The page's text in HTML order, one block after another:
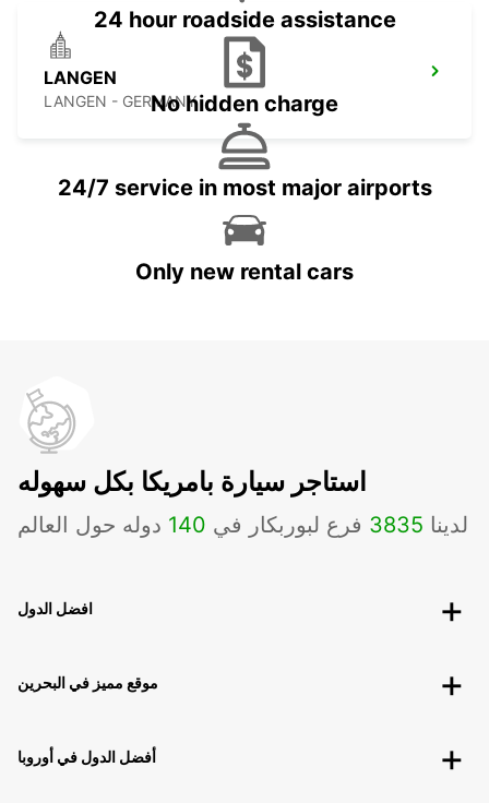
LANGEN
LANGEN - GERMANY
24 hour roadside assistance
No hidden charge
24/7 service in most major airports
Only new rental cars
استاجر سيارة بامريكا بكل سهوله
لدينا 3835 فرع لبوربكار في 140 دوله حول العالم
افضل الدول
موقع مميز في البحرين
أفضل الدول في أوروبا